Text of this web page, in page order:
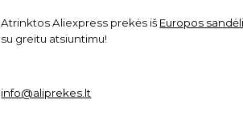
Atrinktos Aliexpress prekės iš Europos
su greitu atsiuntimu!
info@aliprekes.lt